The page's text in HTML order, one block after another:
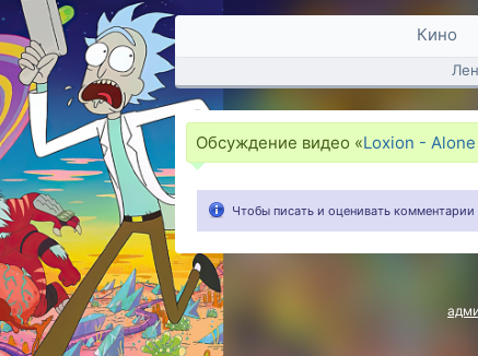
Кино
Обсуждение видео «Loxion -
Чтобы писать и оценивать комментарии